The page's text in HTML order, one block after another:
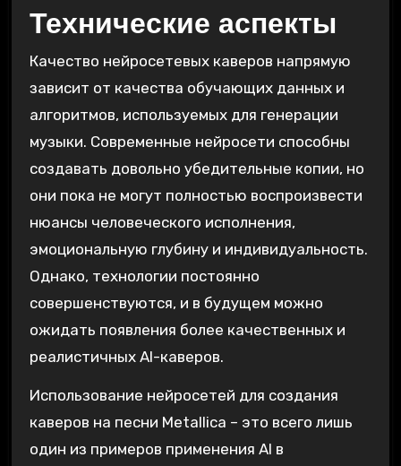
Технические аспекты
Качество нейросетевых каверов напрямую
зависит от качества обучающих данных и
алгоритмов‚ используемых для генерации
музыки. Современные нейросети способны
создавать довольно убедительные копии‚ но
они пока не могут полностью воспроизвести
нюансы человеческого исполнения‚
эмоциональную глубину и индивидуальность.
Однако‚ технологии постоянно
совершенствуются‚ и в будущем можно
ожидать появления более качественных и
реалистичных AI-каверов.
Использование нейросетей для создания
каверов на песни Metallica – это всего лишь
один из примеров применения AI в